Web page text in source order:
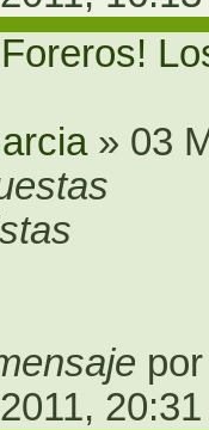
» 03
20:31